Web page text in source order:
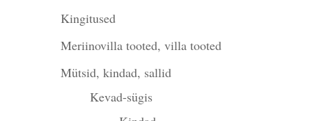
Kingitused
Meriinovilla tooted, villa tooted
Mütsid, kindad, sallid
Kevad-sügis